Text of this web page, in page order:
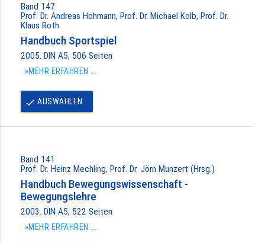
Band 147
Prof. Dr. Andreas Hohmann, Prof. Dr. Michael Kolb, Prof. Dr.
Klaus Roth
Handbuch Sportspiel
2005. DIN A5, 506 Seiten
»MEHR ERFAHREN ...
done AUSWÄHLEN
Band 141
Prof. Dr. Heinz Mechling, Prof. Dr. Jörn Munzert (Hrsg.)
Handbuch Bewegungswissenschaft -
Bewegungslehre
2003. DIN A5, 522 Seiten
»MEHR ERFAHREN ...